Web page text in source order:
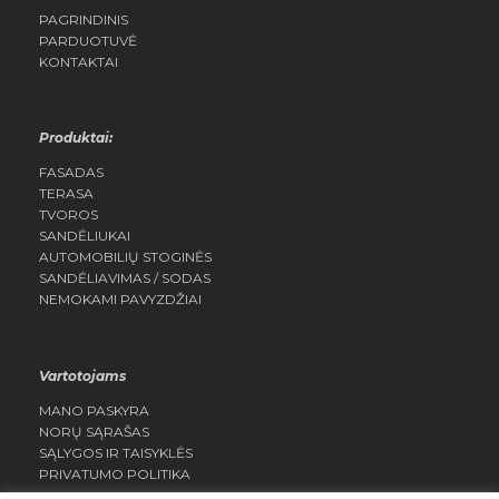
PAGRINDINIS
PARDUOTUVĖ
KONTAKTAI
Produktai:
FASADAS
TERASA
TVOROS
SANDĖLIUKAI
AUTOMOBILIŲ STOGINĖS
SANDĖLIAVIMAS / SODAS
NEMOKAMI PAVYZDŽIAI
Vartotojams
MANO PASKYRA
NORŲ SĄRAŠAS
SĄLYGOS IR TAISYKLĖS
PRIVATUMO POLITIKA